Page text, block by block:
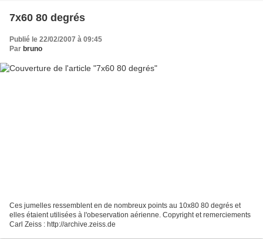
7x60 80 degrés
Publié le 22/02/2007 à 09:45
Par bruno
Ces jumelles ressemblent en de nombreux points au 10x80 80 degrés et
elles étaient utilisées à l'obeservation aérienne. Copyright et remerciements
Carl Zeiss : http://archive.zeiss.de